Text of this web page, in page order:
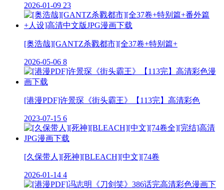
2026-01-09 23
[奥浩哉][GANTZ杀戮都市][全37卷+特别篇+
2026-05-06 8
[港漫PDF]许景琛《街头霸王》【113完】高清彩色
2023-07-15 6
[久保带人][死神][BLEACH][中文][74卷
2026-01-14 4